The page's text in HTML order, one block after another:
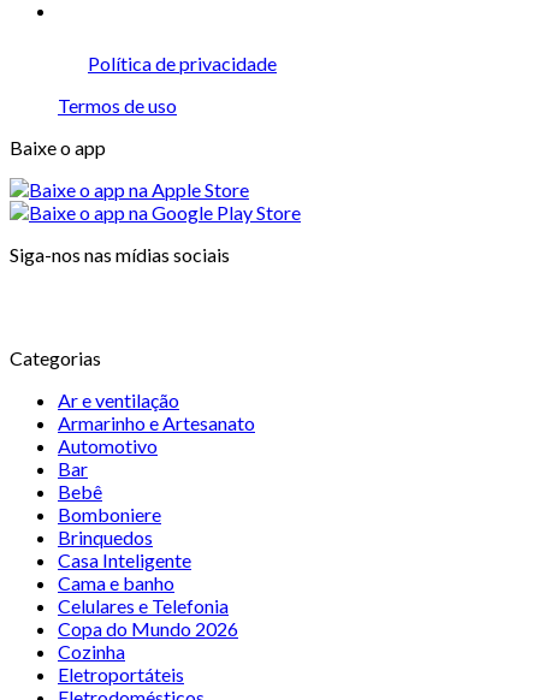
Política de privacidade
Termos de uso
Baixe o app
Siga-nos nas mídias sociais
Categorias
Ar e ventilação
Armarinho e Artesanato
Automotivo
Bar
Bebê
Bomboniere
Brinquedos
Casa Inteligente
Cama e banho
Celulares e Telefonia
Copa do Mundo 2026
Cozinha
Eletroportáteis